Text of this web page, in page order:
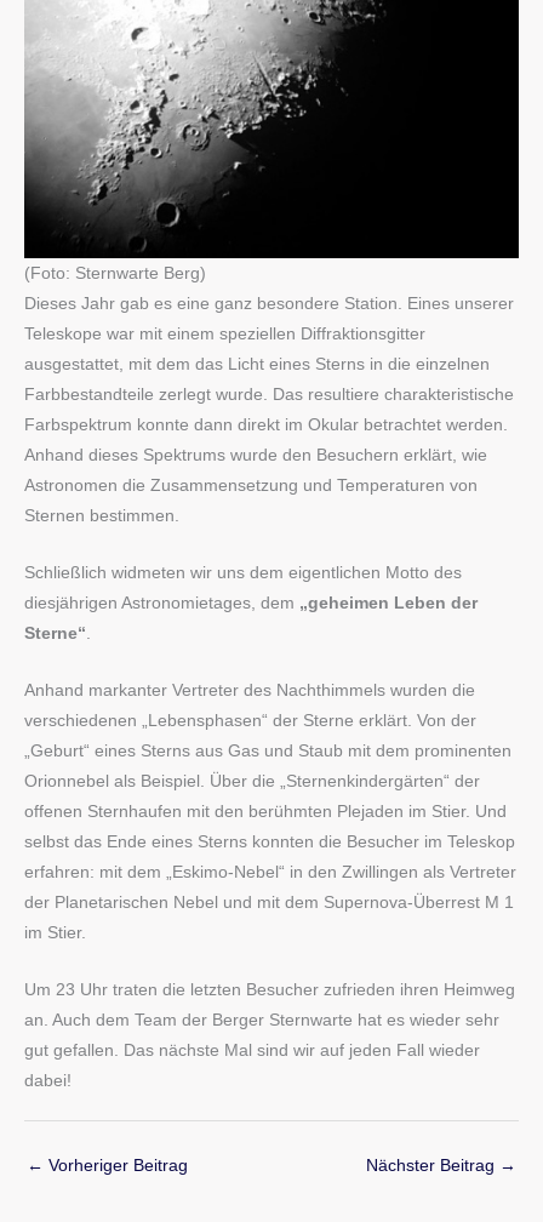
(Foto: Sternwarte Berg)
Dieses Jahr gab es eine ganz besondere Station. Eines unserer
Teleskope war mit einem speziellen Diffraktionsgitter
ausgestattet, mit dem das Licht eines Sterns in die einzelnen
Farbbestandteile zerlegt wurde. Das resultiere charakteristische
Farbspektrum konnte dann direkt im Okular betrachtet werden.
Anhand dieses Spektrums wurde den Besuchern erklärt, wie
Astronomen die Zusammensetzung und Temperaturen von
Sternen bestimmen.
Schließlich widmeten wir uns dem eigentlichen Motto des
diesjährigen Astronomietages, dem „geheimen Leben der
Sterne“.
Anhand markanter Vertreter des Nachthimmels wurden die
verschiedenen „Lebensphasen“ der Sterne erklärt. Von der
„Geburt“ eines Sterns aus Gas und Staub mit dem prominenten
Orionnebel als Beispiel. Über die „Sternenkindergärten“ der
offenen Sternhaufen mit den berühmten Plejaden im Stier. Und
selbst das Ende eines Sterns konnten die Besucher im Teleskop
erfahren: mit dem „Eskimo-Nebel“ in den Zwillingen als Vertreter
der Planetarischen Nebel und mit dem Supernova-Überrest M 1
im Stier.
Um 23 Uhr traten die letzten Besucher zufrieden ihren Heimweg
an. Auch dem Team der Berger Sternwarte hat es wieder sehr
gut gefallen. Das nächste Mal sind wir auf jeden Fall wieder
dabei!
← Vorheriger Beitrag Nächster Beitrag →